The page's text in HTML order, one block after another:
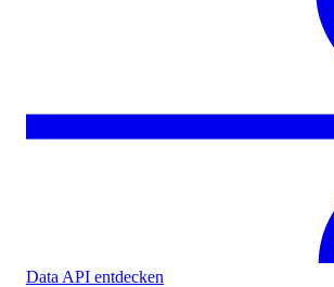
Data API entdecken